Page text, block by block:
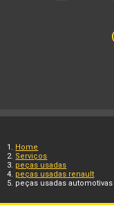
Home
Serviços
peças usadas
peças usadas renault
peças usadas